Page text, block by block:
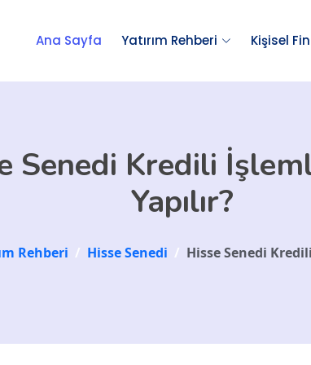
Ana Sayfa Yatırım Rehberi Kişisel
Senedi Kredili
Yapılır?
Rehberi / Hisse Senedi / Hisse Senedi